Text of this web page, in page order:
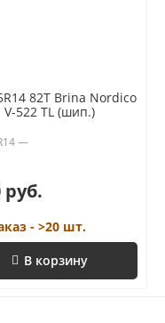
82T Brina Nordico
V-522 TL (шип.)
—
руб.
- >20 шт.
В корзину